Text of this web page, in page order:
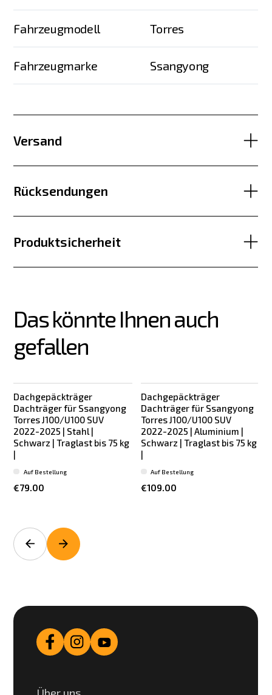
Fahrzeugmodell Torres
Fahrzeugmarke Ssangyong
Versand
Rücksendungen
Produktsicherheit
Das könnte Ihnen auch
gefallen
Dachgepäckträger
Dachträger für Ssangyong
Torres J100/U100 SUV
2022-2025 | Stahl |
Schwarz | Traglast bis 75 kg
|
€79.00
Auf Bestellung
Dachgepäckträger
Dachträger für Ssangyong
Torres J100/U100 SUV
2022-2025 | Aluminium |
Schwarz | Traglast bis 75 kg
|
€109.00
Auf Bestellung
Über uns